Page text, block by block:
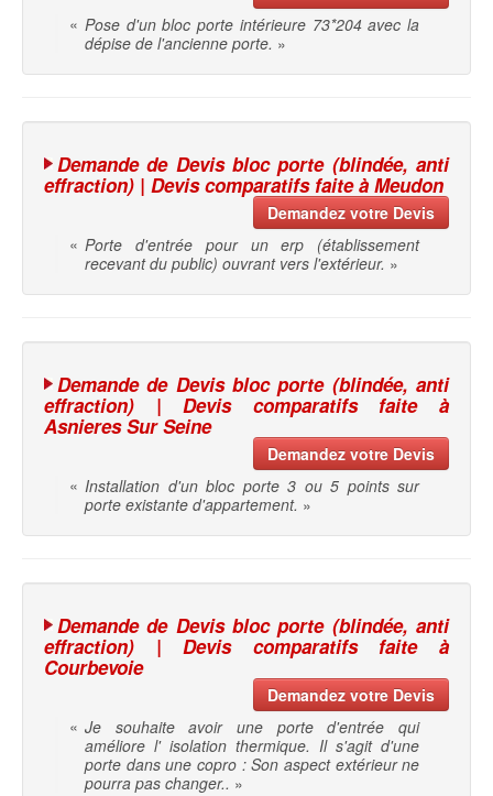
« Pose d'un bloc porte intérieure 73*204 avec la
dépise de l'ancienne porte. »
Demande de Devis bloc porte (blindée, anti
effraction) | Devis comparatifs faite à Meudon
Demandez votre Devis
« Porte d'entrée pour un erp (établissement
recevant du public) ouvrant vers l'extérieur. »
Demande de Devis bloc porte (blindée, anti
effraction) | Devis comparatifs faite à
Asnieres Sur Seine
Demandez votre Devis
« Installation d'un bloc porte 3 ou 5 points sur
porte existante d'appartement. »
Demande de Devis bloc porte (blindée, anti
effraction) | Devis comparatifs faite à
Courbevoie
Demandez votre Devis
« Je souhaite avoir une porte d'entrée qui
améliore l' isolation thermique. Il s'agit d'une
porte dans une copro : Son aspect extérieur ne
pourra pas changer.. »